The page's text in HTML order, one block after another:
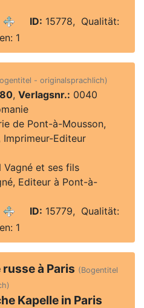
ID: 15778, Qualität:
1
- originalsprachlich)
, Verlagsnr.: 0040
de Pont-à-Mousson,
Imprimeur-Editeur
Vagné et ses fils
Editeur à Pont-à-
ID: 15779, Qualität:
1
russe à Paris (Bogentitel
Kapelle in Paris